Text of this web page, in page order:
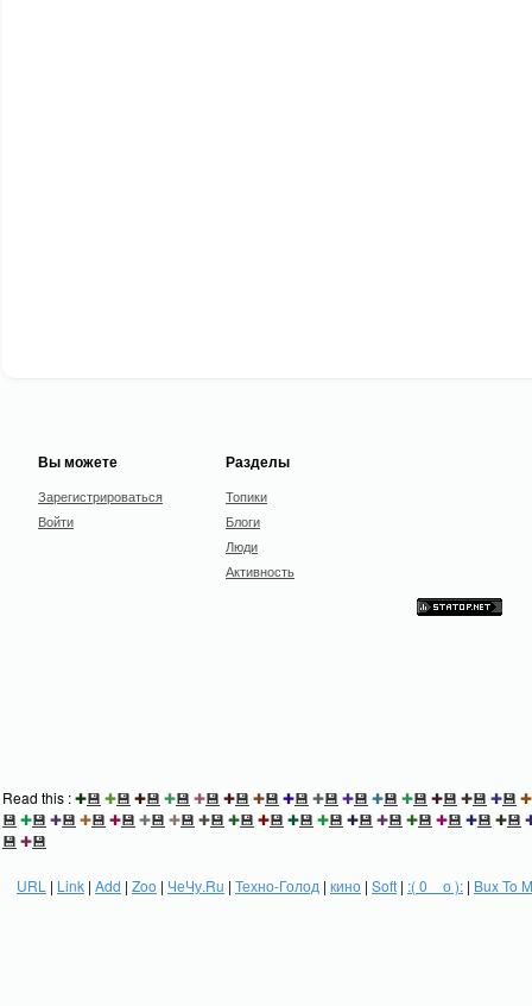
Вы можете
Зарегистрироваться
Войти
Разделы
Топики
Блоги
Люди
Активность
Read this :✚💾 ✚💾 ✚💾 ✚💾 ✚💾 ✚💾 ✚💾 ✚💾 ✚💾 ✚💾 ✚💾 ✚💾 ✚💾 ✚💾 ✚💾 ✚
💾 ✚💾 ✚💾 ✚💾 ✚💾 ✚💾 ✚💾 ✚💾 ✚💾 ✚💾 ✚💾 ✚💾 ✚💾 ✚💾 ✚💾 ✚💾 ✚💾 ✚💾
💾 ✚💾
URL | Link | Add | Zoo | ЧеЧу.Ru | Техно-Голод | кино | Soft | :( 0 _ о ): | Bux To